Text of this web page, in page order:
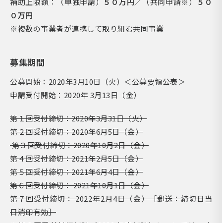
０万円
※複数の事業者が連携して取り組む共同事業
募集期間
公募開始：2020年3月10日（火）＜公募要領公表＞
申請受付開始：2020年 3月13日（金）
第１回受付締切：2020年3月31日（火）
第２回受付締切：2020年6月5日（金）
第３回受付締切：2020年10月2日（金）
第４回受付締切：2021年2月5日（金）
第５回受付締切：2021年6月4日（金）
第６回受付締切： 2021年10月1日（金）
第７回受付締切： 2022年2月4日（金）［郵送：締切日当
日消印有効］